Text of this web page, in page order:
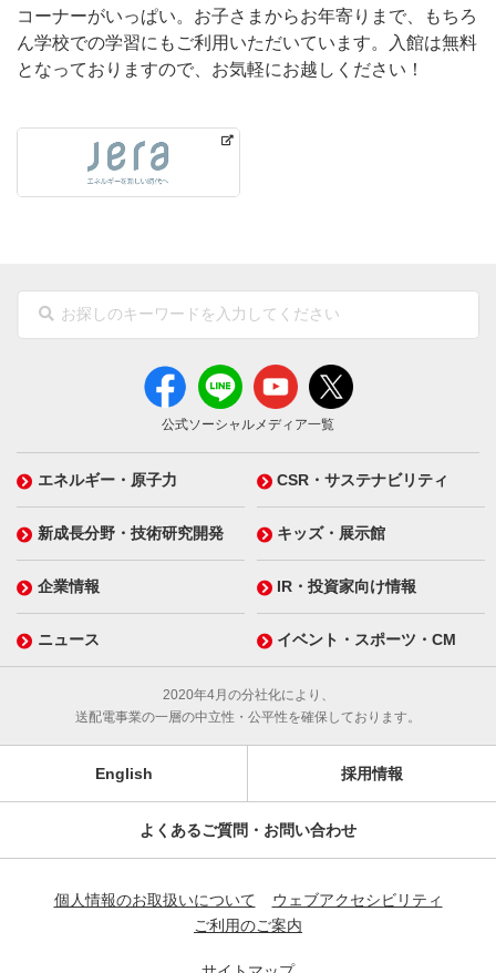
コーナーがいっぱい。お子さまからお年寄りまで、もちろ
ん学校での学習にもご利用いただいています。入館は無料
となっておりますので、お気軽にお越しください！
公式ソーシャルメディア一覧
エネルギー・原子力 CSR・サステナビリティ
新成長分野・技術研究開発 キッズ・展示館
企業情報 IR・投資家向け情報
ニュース イベント・スポーツ・CM
2020年4月の分社化により、
送配電事業の一層の中立性・公平性を確保しております。
English 採用情報
よくあるご質問・お問い合わせ
個人情報のお取扱いについて
ウェブアクセシビリティ
ご利用のご案内